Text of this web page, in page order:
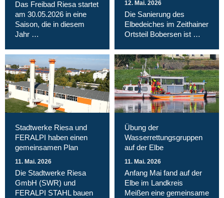
Das Freibad Riesa startet
am 30.05.2026 in eine
Saison, die in diesem
Jahr …
12. Mai. 2026
Die Sanierung des
Elbedeiches im Zeithainer
Ortsteil Bobersen ist …
Stadtwerke Riesa und
FERALPI haben einen
gemeinsamen Plan
11. Mai. 2026
Die Stadtwerke Riesa
GmbH (SWR) und
FERALPI STAHL bauen
Übung der
Wasserrettungsgruppen
auf der Elbe
11. Mai. 2026
Anfang Mai fand auf der
Elbe im Landkreis
Meißen eine gemeinsame